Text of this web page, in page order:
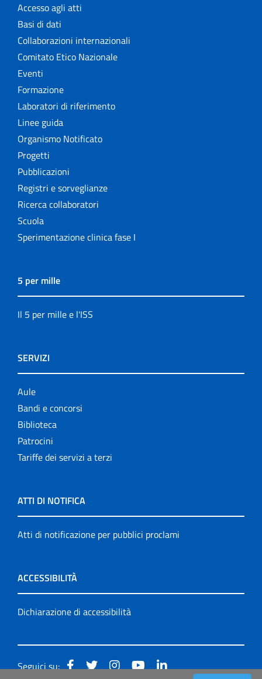
Accesso agli atti
Basi di dati
Collaborazioni internazionali
Comitato Etico Nazionale
Eventi
Formazione
Laboratori di riferimento
Linee guida
Organismo Notificato
Progetti
Pubblicazioni
Registri e sorveglianze
Ricerca collaboratori
Scuola
Sperimentazione clinica fase I
5 per mille
Il 5 per mille e l'ISS
SERVIZI
Aule
Bandi e concorsi
Biblioteca
Patrocini
Tariffe dei servizi a terzi
ATTI DI NOTIFICA
Atti di notificazione per pubblici proclami
ACCESSIBILITÀ
Dichiarazione di accessibilità
Seguici su: